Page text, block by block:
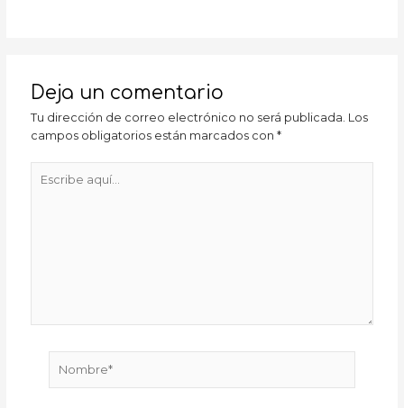
Deja un comentario
Tu dirección de correo electrónico no será publicada. Los
campos obligatorios están marcados con*
aquí...